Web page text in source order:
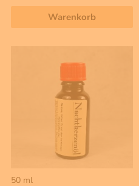
Warenkorb
50 ml